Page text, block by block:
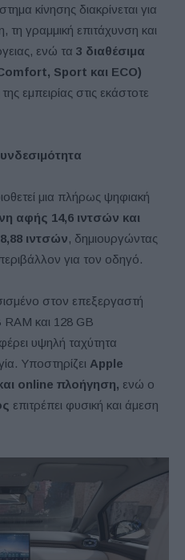
κίνησης διακρίνεται για
τη γραμμική επιτάχυνση και
ενώ τα 3 διαθέσιμα
Sport και ECO)
εμπειρίας στις εκάστοτε
μια πλήρως ψηφιακή
αφής 14,6 ιντσών και
ιντσών, δημιουργώντας
για τον οδηγό.
στον επεξεργαστή
και 128 GB
υψηλή ταχύτητα
Υποστηρίζει Apple
online πλοήγηση, ενώ ο
επιτρέπει φυσική και άμεση